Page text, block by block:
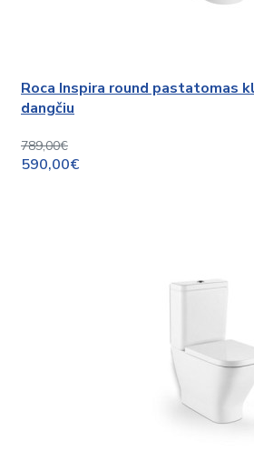
Roca Inspira round pastatomas
dangčiu
789,00€
590,00€